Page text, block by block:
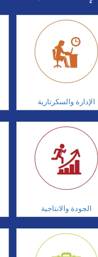
الإدارة والسكرتارية
الجودة والانتاجية